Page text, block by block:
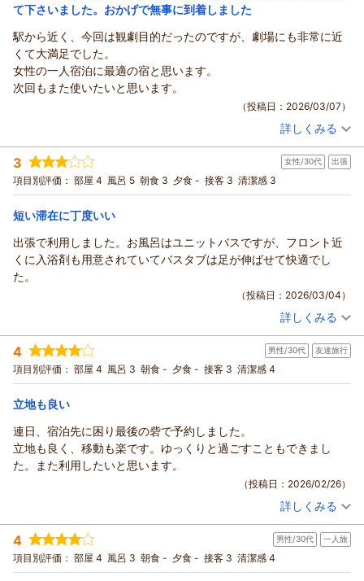
この度はハートンホテル北梅田のご利用ありがとうございま
す。初めてのご滞在を快適にお過ごしいただけたとのこと、受
付の対応もご満足いただけたようで大変嬉しく思います。
朝食は静かな時間帯でゆっくりお召し上がりいただけたようで
何よりです。ご意見をいただいた品数や特徴については、サー
ビス向上の参考として関係部署へ共有いたします。
また、たこ焼きが揚げタコではないものだったとのこと、お喜
びいただけて嬉しく思います。
12時のチェックアウトがご負担にならなかったとのこと、私ど
もとしても大変励みになります。今後も、快適にお過ごしいた
だける滞在を提供できるよう努めてまいります。
（返信日：2026/03/23）
て下さいました。おかげで無事に到着しました
駅から近く、今回は観劇目的だったのですが、劇場にも非常に近
くて大満足でした。
女性の一人宿泊に最適の宿と思います。
次回もまた使いたいと思います。
（投稿日：2026/03/07）
投稿者： おかあさんさん(女性/70代)
宿泊プラン： 【早期割28】＜素泊まり＞宿泊日より28日以上前のご予約
で"もっとお得"！早期予約プラン
シングル 食事なし
宿泊価格帯： 10,001～11,000円(大人一人あたり/税込)
この度はハートンホテル北梅田のご利用と温かいご感想をあり
がとうございます。
駅からの近さと劇場へのアクセスをお喜びいただけて、大変嬉
女性のお一人旅にも安心してお過ごしいただけるよう、環境づ
くりには特に気を配っております。
次回のご滞在も心よりお待ちしています。ご予約の際にご希望
があればお気軽にお知らせください。
詳しくみる
3 女性/30代 出張
項目別評価： 部屋 4 風呂 5 朝食 3 夕食 - 接客 3 清潔感 3
短い滞在に丁度いい
出張で利用しました。お風呂はユニットバスですが、フロント近
くに入浴剤も用意されていてバスタブは足が伸ばせて快適でし
た。
（投稿日：2026/03/04）
投稿者： mokaさん(女性/30代)
宿泊プラン： 【ポイント10%付与！】＜朝食付き＞泊まってお得にじゃらん
ポイントをGET♪ポイント10%付プラン！
シングル 朝のみ
宿泊価格帯： 11,001～12,000円(大人一人あたり/税込)
この度はご出張でのハートンホテル北梅田のご利用、誠にあり
がとうございます。
ユニットバスながら足を伸ばせるお風呂と、フロント近くにご
用意した入浴剤をお楽しみいただけたとのこと、大変嬉しく思
お客様にリラックスしてお寛ぎいただけるよう、今後も設備と
サービスの充実に努めてまいります。
またの機会がございましたら、ぜひお待ちしております。
詳しくみる
4 男性/30代 友達旅行
項目別評価： 部屋 4 風呂 3 朝食 - 夕食 - 接客 3 清潔感 4
立地も良い
連日、宿泊先に困り最後の砦で予約しました。
立地も良く、移動も楽です。ゆっくりと過ごすこともできまし
た。また利用したいと思います。
（投稿日：2026/02/26）
投稿者： ボブさん(男性/30代)
宿泊プラン： 【スタンダード】＜素泊まり＞御堂筋線『中津駅』より徒歩2
分！シンプルステイ～12時チェックアウト
ダブル 食事なし
宿泊価格帯： 6,001～7,000円(大人一人あたり/税込)
詳しくみる
4 男性/30代 一人旅
項目別評価： 部屋 4 風呂 3 朝食 - 夕食 - 接客 3 清潔感 4